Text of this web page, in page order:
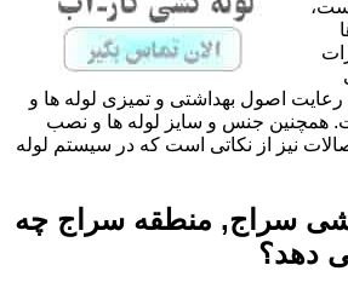
رعایت اصول بهداشتی و تمیزی لوله ها و
همچنین جنس و سایز لوله ها و نصب
نیز از نکاتی است که در سیستم لوله
سراج, منطقه سراج چه
دهد؟